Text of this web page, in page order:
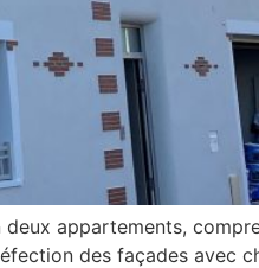
appartements,
des façades avec